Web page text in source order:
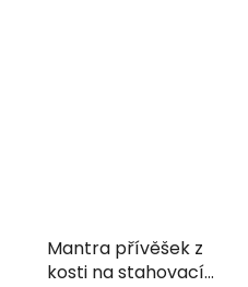
Mantra přívěšek z
kosti na stahovací